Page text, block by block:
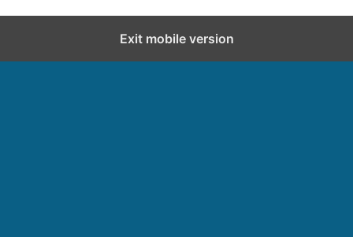
Exit mobile version